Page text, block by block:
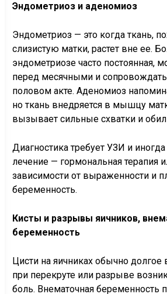
Эндометриоз и аденомиоз
Эндометриоз — это когда ткань,
слизистую матки, растет вне ее.
эндометриозе часто постоянная,
перед месячными и
половом акте. Аденомиоз
но ткань внедряется в мышцу
вызывает сильные схватки и
Диагностика требует УЗИ и
лечение — гормональная терапия
зависимости от выраженности и
беременность.
Кисты и разрывы яичников,
беременность
Цисти на яичниках обычно долгое
при перекруте или разрыве
боль. Внематочная беременность